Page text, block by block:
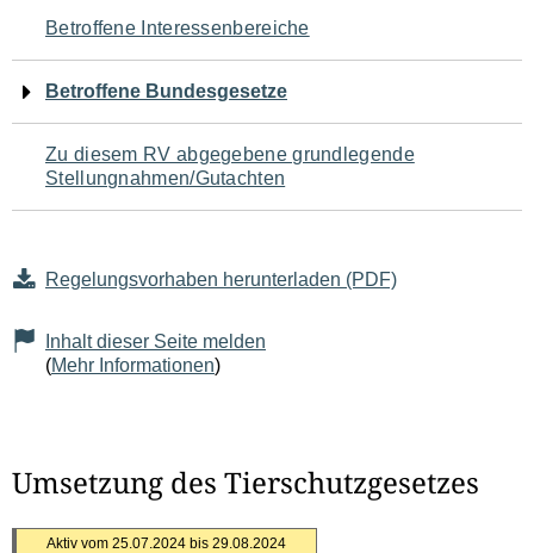
den
Seiteninhalt
Betroffene Interessenbereiche
Betroffene Bundesgesetze
Zu diesem RV abgegebene grundlegende
Stellungnahmen/Gutachten
Regelungsvorhaben herunterladen (PDF)
Inhalt dieser Seite melden
(Mehr Informationen)
Umsetzung des Tierschutzgesetzes
Aktiv vom 25.07.2024 bis 29.08.2024